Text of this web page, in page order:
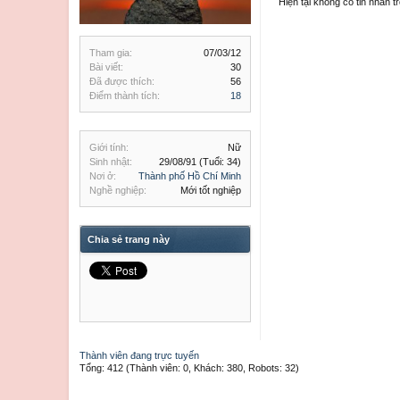
Tham gia:
07/03/12
Bài viết:
30
Đã được thích:
56
Điểm thành tích:
18
Giới tính:
Nữ
Sinh nhật:
29/08/91 (Tuổi: 34)
Nơi ở:
Thành phố Hồ Chí Minh
Nghề nghiệp:
Mới tốt nghiệp
Chia sẻ trang này
Thành viên đang trực tuyến
Tổng: 412 (Thành viên: 0, Khách: 380, Robots: 32)